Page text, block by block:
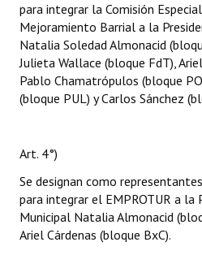
para integrar la Comisión
Mejoramiento Barrial a la
Natalia Soledad Almonacid
Julieta Wallace (bloque FdT),
Pablo Chamatrópulos (bloque
(bloque PUL) y Carlos Sánchez
Art. 4°)
Se designan como
para integrar el EMPROTUR a la
Municipal Natalia Almonacid
Ariel Cárdenas (bloque BxC).